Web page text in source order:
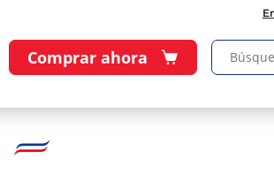
Comprar ahora